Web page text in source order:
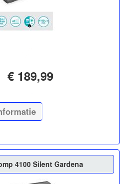
€ 189,99
4100 Silent Gardena